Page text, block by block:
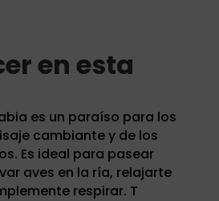
en esta
es un paraíso para los
cambiante y de los
Es ideal para pasear
aves en la ría, relajarte
respirar. T